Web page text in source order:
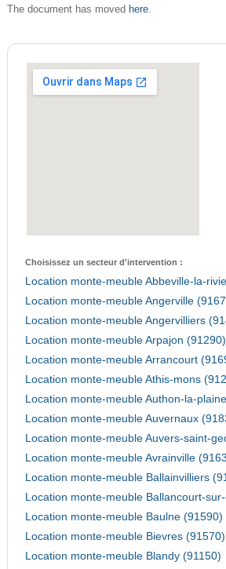
The document has moved here.
Choisissez un secteur d'intervention :
Location monte-meuble Abbeville-la-
Location monte-meuble Angerville
Location monte-meuble Angervilliers
Location monte-meuble Arpajon (91290)
Location monte-meuble Arrancourt
Location monte-meuble Athis-mons
Location monte-meuble Authon-la-
Location monte-meuble Auvernaux
Location monte-meuble Auvers-saint-
Location monte-meuble Avrainville
Location monte-meuble Ballainvilliers
Location monte-meuble Ballancourt-
Location monte-meuble Baulne (91590)
Location monte-meuble Bievres (91570)
Location monte-meuble Blandy (91150)